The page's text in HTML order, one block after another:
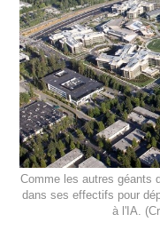
Comme les autres géants
dans ses effectifs pour
à l'IA.